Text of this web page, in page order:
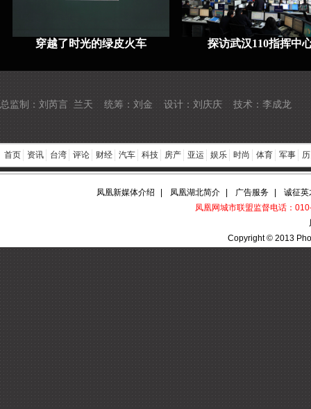
穿越了时光的绿皮火车 探访武汉110指挥中
总监制：刘芮言 兰天 统筹：刘金 设计：刘庆庆 技术：李成龙
首页 资讯 台湾 评论 财经 汽车 科技 房产 亚运 娱乐 时尚 体育 军事
凤凰新媒体介绍 凤凰湖北简介 广告服务
诚征英
凤凰网城市联盟监督电话：
Copyright © 2013